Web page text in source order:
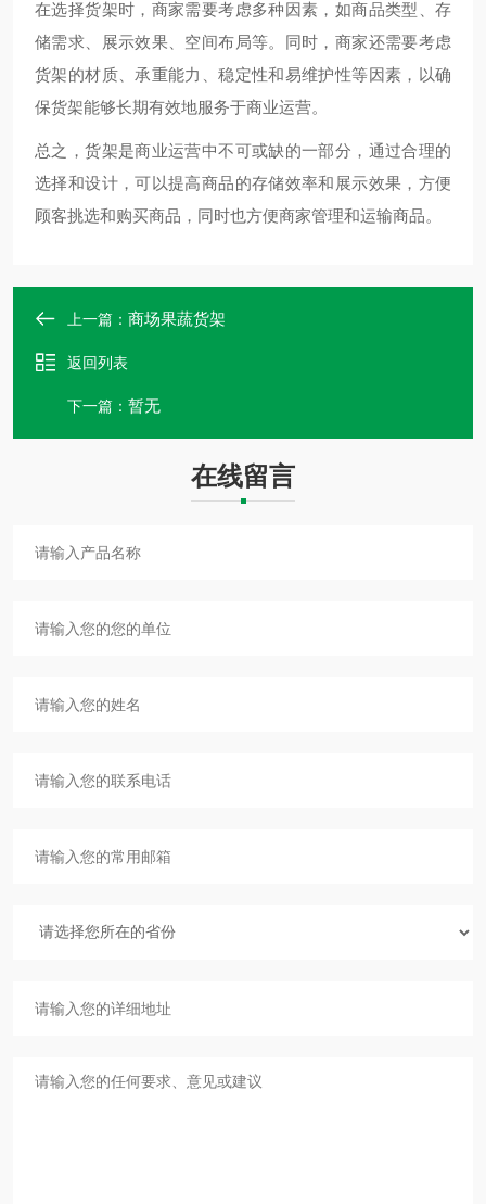
在选择货架时，商家需要考虑多种因素，如商品类型、存
储需求、展示效果、空间布局等。同时，商家还需要考虑
货架的材质、承重能力、稳定性和易维护性等因素，以确
保货架能够长期有效地服务于商业运营。
总之，货架是商业运营中不可或缺的一部分，通过合理的
选择和设计，可以提高商品的存储效率和展示效果，方便
顾客挑选和购买商品，同时也方便商家管理和运输商品。
上一篇： 商场果蔬货架
返回列表
下一篇： 暂无
在线留言